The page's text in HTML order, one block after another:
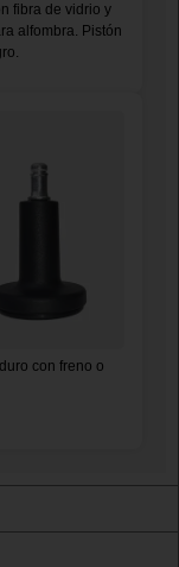
fibra de vidrio y
alfombra. Pistón
con freno o